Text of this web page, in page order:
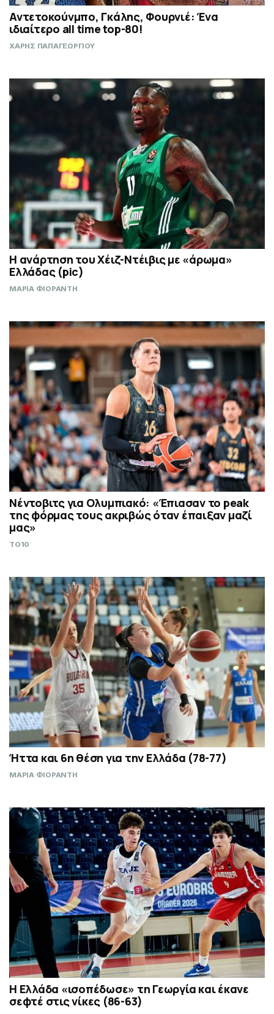
Αντετοκούνμπο, Γκάλης, Φουρνιέ: Ένα
ιδιαίτερο all time top-80!
ΧΑΡΗΣ ΠΑΠΑΓΕΩΡΓΙΟΥ
Η ανάρτηση του Χέιζ-Ντέιβις με «άρωμα»
Ελλάδας (pic)
ΜΑΡΙΑ ΦΙΟΡΑΝΤΗ
Νέντοβιτς για Ολυμπιακό: «Έπιασαν το peak
της φόρμας τους ακριβώς όταν έπαιξαν μαζί
μας»
TO10
Ήττα και 6η θέση για την Ελλάδα (78-77)
ΜΑΡΙΑ ΦΙΟΡΑΝΤΗ
Η Ελλάδα «ισοπέδωσε» τη Γεωργία και έκανε
σεφτέ στις νίκες (86-63)